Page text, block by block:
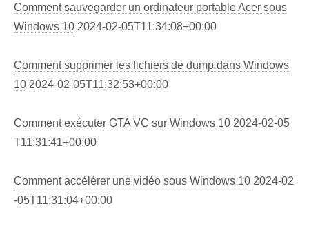
Comment sauvegarder un ordinateur portable Acer sous
Windows 10 2024-02-05T11:34:08+00:00
Comment supprimer les fichiers de dump dans Windows
10 2024-02-05T11:32:53+00:00
Comment exécuter GTA VC sur Windows 10 2024-02-05
T11:31:41+00:00
Comment accélérer une vidéo sous Windows 10 2024-02
-05T11:31:04+00:00